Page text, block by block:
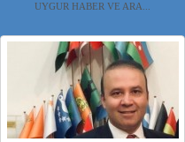
UYGUR HABER VE ARA...